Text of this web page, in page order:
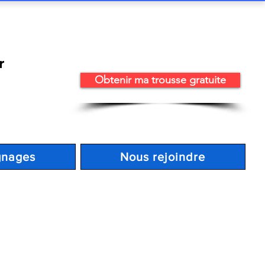
Obtenir ma trousse gratuite
Nous rejoindre